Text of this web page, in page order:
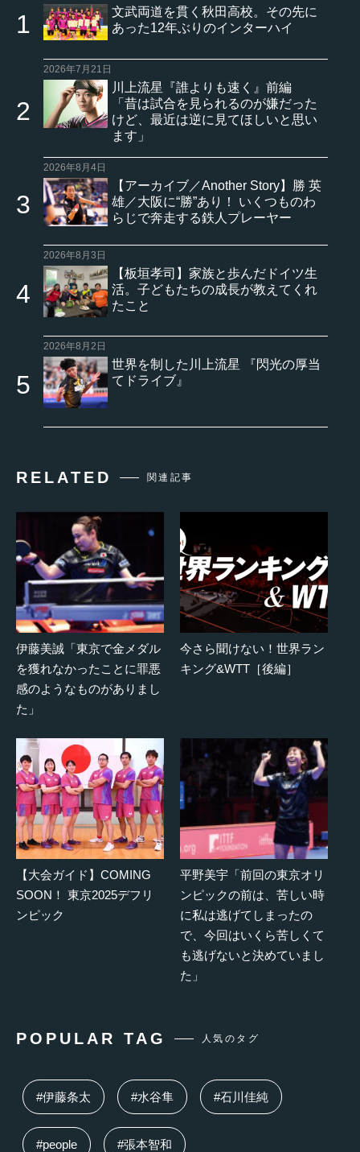
文武両道を貫く秋田高校。その先に
あった12年ぶりのインターハイ
2026年7月21日
川上流星『誰よりも速く』前編
「昔は試合を見られるのが嫌だった
けど、最近は逆に見てほしいと思い
ます」
2026年8月4日
【アーカイブ／Another Story】勝 英
雄／大阪に“勝”あり！ いくつものわ
らじで奔走する鉄人プレーヤー
2026年8月3日
【板垣孝司】家族と歩んだドイツ生
活。子どもたちの成長が教えてくれ
たこと
2026年8月2日
世界を制した川上流星 『閃光の厚当
てドライブ』
RELATED 関連記事
伊藤美誠「東京で金メダル
を獲れなかったことに罪悪
感のようなものがありまし
た」
今さら聞けない！世界ラン
キング&WTT［後編］
【大会ガイド】COMING
SOON！ 東京2025デフリ
ンピック
平野美宇「前回の東京オリ
ンピックの前は、苦しい時
に私は逃げてしまったの
で、今回はいくら苦しくて
も逃げないと決めていまし
た」
POPULAR TAG 人気のタグ
#伊藤条太 #水谷隼 #石川佳純
#people #張本智和